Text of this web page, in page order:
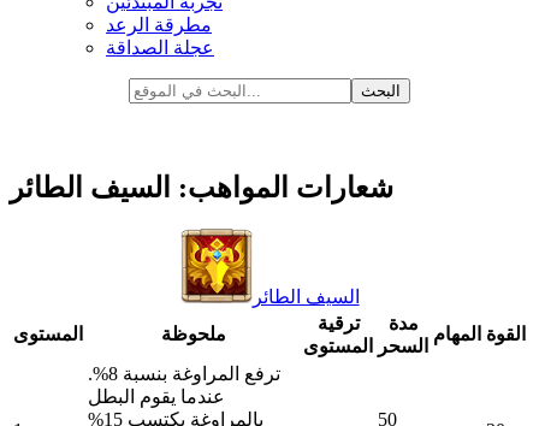
مطرقة الرعد
عجلة الصداقة
شعارات المواهب: السيف الطائر
السيف الطائر
المستوى
ملحوظة
ترقية
المستوى
مدة
السحر
المهام القوة
ترفع المراوغة بنسبة 8%.
عندما يقوم البطل
بالمراوغة يكتسب 15%
50